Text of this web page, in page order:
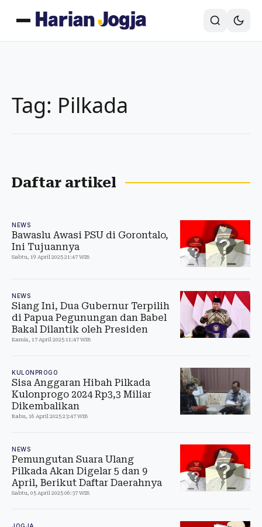
Tag: Pilkada
Daftar artikel
NEWS
Bawaslu Awasi PSU di Gorontalo,
Ini Tujuannya
Sabtu, 19 April 2025 21:47 WIB
NEWS
Siang Ini, Dua Gubernur Terpilih
di Papua Pegunungan dan Babel
Bakal Dilantik oleh Presiden
Kamis, 17 April 2025 11:47 WIB
KULONPROGO
Sisa Anggaran Hibah Pilkada
Kulonprogo 2024 Rp3,3 Miliar
Dikembalikan
Rabu, 16 April 2025 23:47 WIB
NEWS
Pemungutan Suara Ulang
Pilkada Akan Digelar 5 dan 9
April, Berikut Daftar Daerahnya
Sabtu, 05 April 2025 06:37 WIB